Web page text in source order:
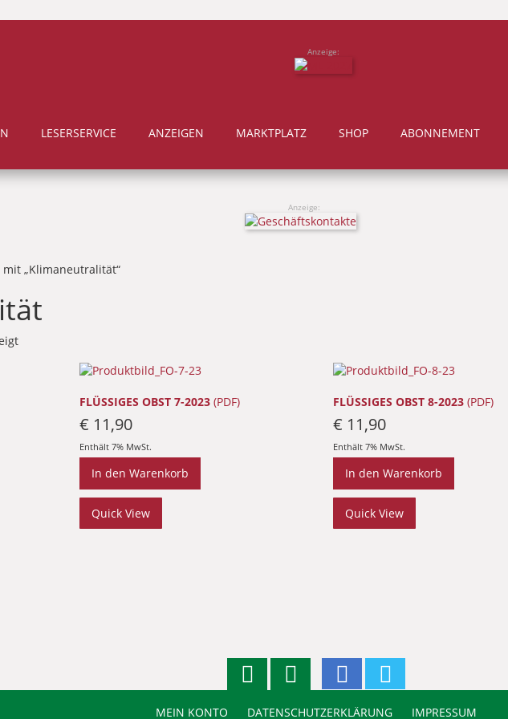
Anzeige:
LESERSERVICE ANZEIGEN MARKTPLATZ SHOP ABONNEMENT
Anzeige:
„Klimaneutralität“
FLÜSSIGES OBST 7-2023 (PDF)
€ 11,90
Enthält 7% MwSt.
In den Warenkorb
Quick View
FLÜSSIGES OBST 8-2023(PDF)
€ 11,90
Enthält 7% MwSt.
In den Warenkorb
Quick View
MEIN KONTO DATENSCHUTZERKLÄRUNG IMPRESSUM